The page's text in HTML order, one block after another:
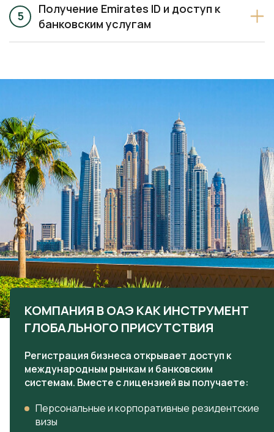
Получение Emirates ID и доступ к
банковским услугам
КОМПАНИЯ В ОАЭ КАК ИНСТРУМЕНТ
ГЛОБАЛЬНОГО ПРИСУТСТВИЯ
Регистрация бизнеса открывает доступ к
международным рынкам и банковским
системам. Вместе с лицензией вы получаете:
Персональные и корпоративные резидентские
визы